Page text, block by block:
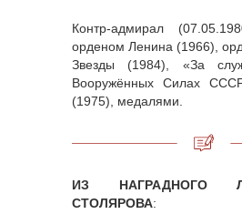
Контр-адмирал
орденом Ленина (1966),
Звезды (1984), «За
Вооружённых Силах
(1975), медалями.
ИЗ НАГРАДНОГО
СТОЛЯРОВА: